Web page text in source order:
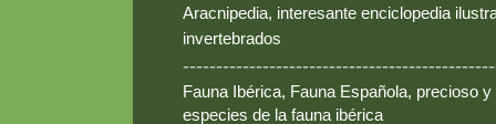
Aracnipedia, interesante enciclopedia
invertebrados
Fauna Ibérica, Fauna Española, precioso
especies de la fauna ibérica